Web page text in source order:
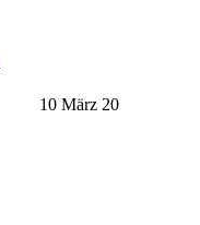
10 März 20